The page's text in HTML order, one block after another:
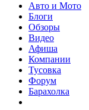
Авто и Мото
Блоги
Обзоры
Видео
Афиша
Компании
Тусовка
Форум
Барахолка